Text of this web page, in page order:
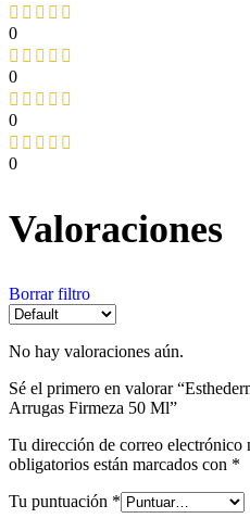
0
0
0
0
Valoraciones
Borrar filtro
No hay valoraciones aún.
Sé el primero en valorar
Arrugas Firmeza 50 Ml”
Tu dirección de correo electrónico
obligatorios están marcados con *
Tu puntuación *